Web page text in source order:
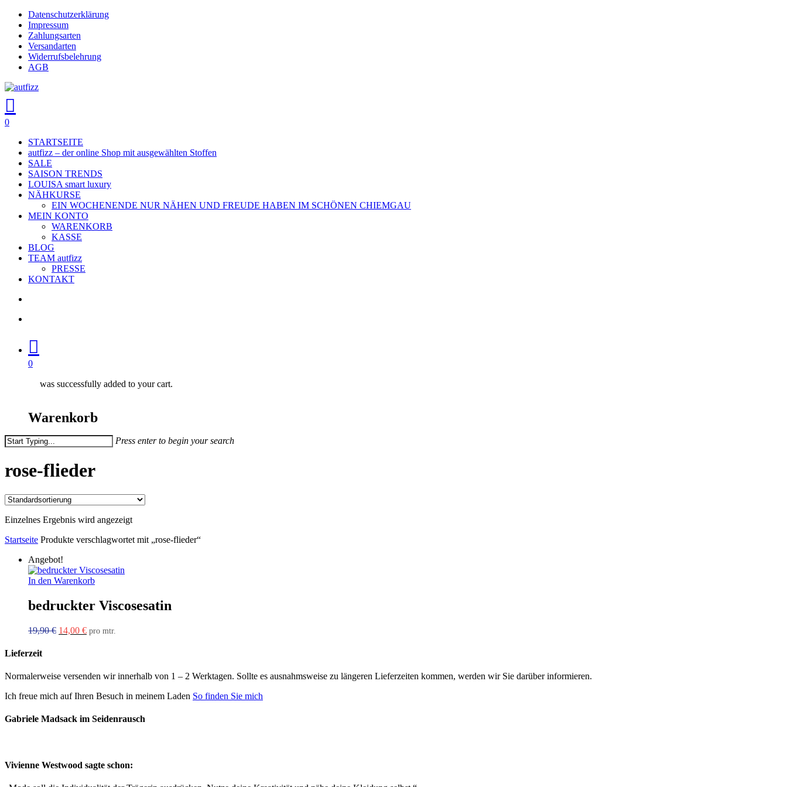
Skip
main
content
Datenschutzerklärung
Impressum
Zahlungsarten
Versandarten
Widerrufsbelehrung
AGB
search
account
0
STARTSEITE
autfizz – der online Shop mit ausgewählten Stoffen
SALE
SAISON TRENDS
LOUISA smart luxury
NÄHKURSE
EIN WOCHENENDE NUR NÄHEN UND FREUDE HABEN IM SCHÖNEN CHIEMGAU
MEIN KONTO
WARENKORB
KASSE
BLOG
TEAM autfizz
PRESSE
KONTAKT
0
was successfully added to your cart.
Warenkorb
Press enter to begin your search
rose-flieder
Einzelnes Ergebnis wird angezeigt
Startseite Produkte verschlagwortet mit „rose-flieder“
Angebot!
In den Warenkorb
bedruckter Viscosesatin
19,90€ Ursprünglicher
14,00 €Aktueller
pro mtr.
Lieferzeit
Normalerweise versenden wir innerhalb von 1 – 2 Werktagen. Sollte es ausnahmsweise zu längeren Lieferzeiten kommen, werden wir Sie darüber informieren.
Ich freue mich auf Ihren Besuch in meinem Laden So finden Sie mich
Gabriele Madsack im Seidenrausch
Vivienne Westwood sagte schon: